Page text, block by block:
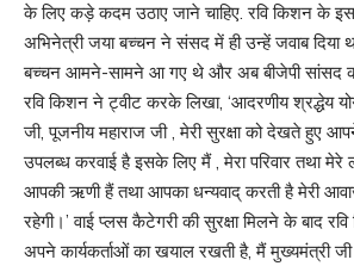
के लिए कड़े कदम उठाए जाने चाहिए. रवि किशन के
अभिनेत्री जया बच्चन ने संसद में ही उन्हें जवाब दिया
बच्चन आमने-सामने आ गए थे और अब बीजेपी सांसद की
रवि किशन ने ट्वीट करके लिखा, ‘आदरणीय श्रद्धेय
जी, पूजनीय महाराज जी , मेरी सुरक्षा को देखते हुए
उपलब्ध करवाई है इसके लिए मैं , मेरा परिवार तथा
आपकी ऋणी हैं तथा आपका धन्यवाद् करती है मेरी
रहेगी।’ वाई प्लस कैटेगरी की सुरक्षा मिलने के बाद
अपने कार्यकर्ताओं का खयाल रखती है, मैं मुख्यमंत्री